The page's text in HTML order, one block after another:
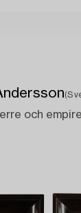
och